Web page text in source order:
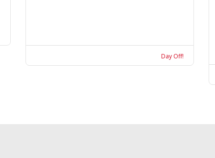
Day Off!